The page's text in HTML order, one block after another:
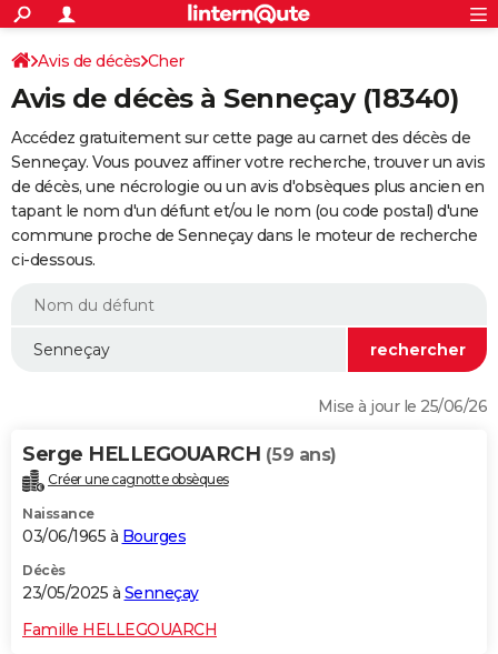
ACTUALITÉS
Politique
Société
Faits Divers
Education
Monde
Villes
+
SPORT
Coupe du monde 2026
Football
Tennis
Cyclisme
Rugby
Forum
Programme TV
TNT
Streaming
Cinéma
Sorties cinéma
Musique
+
FINANCE
Retraite
Epargne
Immobilier
Risques naturels par ville
Assurance
AUTO
Essais
Réserver un essai
Citadines
Berlines
SUV
Forum auto
+HIGH-TECH
BRICOLAGE
WEEK-END
Alimentation
Guide de la santé
Maladies
Médicaments
Sommeil
VOYAGE
Destinations
City break
Voyage nature
Voyage de noces
Forum
Climat
+PHOTO
GUIDES D'ACHAT
Avis de décès Cher
Avis de décès à Senneçay (18340)
Accédez gratuitement sur cette page au carnet des décès de
Senneçay. Vous pouvez affiner votre recherche, trouver un avis
de décès, une nécrologie ou un avis d'obsèques plus ancien en
tapant le nom d'un défunt et/ou le nom (ou code postal) d'une
commune proche de Senneçay dans le moteur de recherche
ci-dessous.
Mise à jour le 25/06/26
Serge HELLEGOUARCH (59 ans)
Créer une cagnotte obsèques
Naissance
03/06/1965 à Bourges
Décès
23/05/2025 à Senneçay
Famille HELLEGOUARCH